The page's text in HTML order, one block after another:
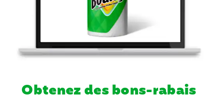
Obtenez des bons-rabais